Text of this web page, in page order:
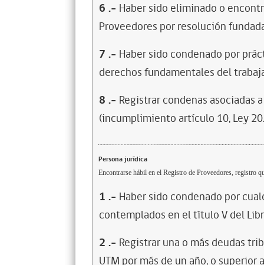
6 .- Haber sido eliminado o
Proveedores por resolución
7 .- Haber sido condenado por
derechos fundamentales del
8 .- Registrar condenas asociadas
(incumplimiento artículo 10, Ley
Persona jurídica
Encontrarse hábil en el Registro de Proveedores, registro
1 .- Haber sido condenado por
contemplados en el título V del
2 .- Registrar una o más deudas
UTM por más de un año, o